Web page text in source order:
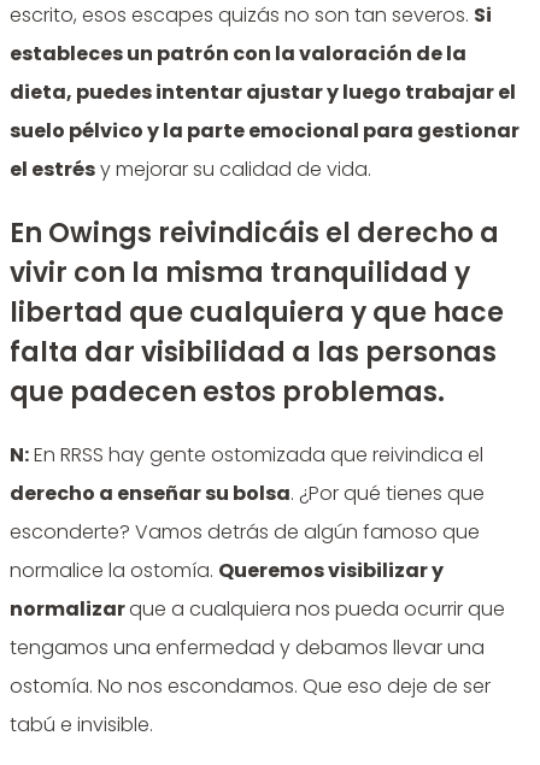
escrito, esos escapes quizás no son tan severos. Si
estableces un patrón con la valoración de la
dieta, puedes intentar ajustar y luego trabajar el
suelo pélvico y la parte emocional para gestionar
el estrésy mejorar su calidad de vida.
En Owings reivindicáis el derecho a
vivir con la misma tranquilidad y
libertad que cualquiera y que hace
falta dar visibilidad a las personas
que padecen estos problemas.
N:En RRSS hay gente ostomizada que reivindica el
derecho a enseñar su bolsa. ¿Por qué tienes que
esconderte? Vamos detrás de algún famoso que
normalice la ostomía. Queremos visibilizar y
normalizarque a cualquiera nos pueda ocurrir que
tengamos una enfermedad y debamos llevar una
ostomía. No nos escondamos. Que eso deje de ser
tabú e invisible.